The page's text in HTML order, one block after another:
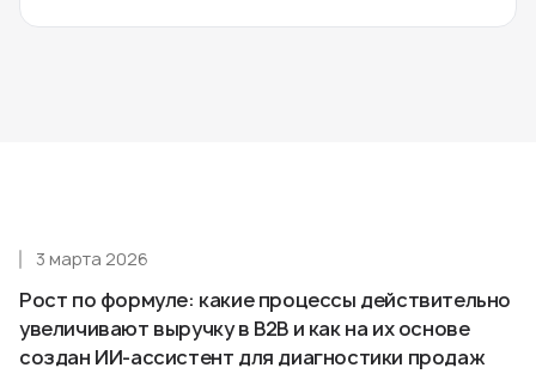
Рост по формуле: какие процессы действительно
увеличивают выручку в B2B и как на их основе
создан ИИ-ассистент для диагностики продаж
3 марта 2026